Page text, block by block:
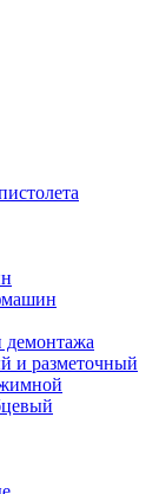
демонтажа
и разметочный